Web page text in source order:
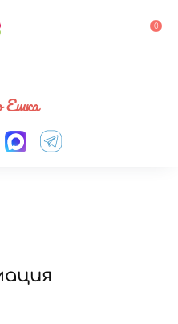
33 05 0
Ешка